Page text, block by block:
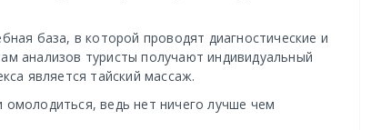
база, в которой проводят диагностические и
анализов туристы получают индивидуальный
является тайский массаж.
ведь нет ничего лучше чем